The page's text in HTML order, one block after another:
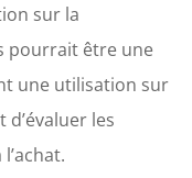
sur la
pourrait être une
une utilisation sur
les